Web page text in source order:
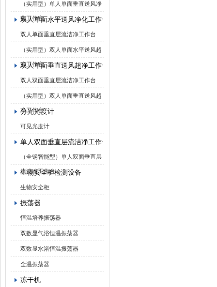
（实用型）单人单面垂直送风净
化工作台
双人单面水平送风净化工作台
双人单面垂直层流洁净工作台
（实用型）双人单面水平送风超
净工作台
双人单面垂直送风超净工作台
双人双面垂直层流洁净工作台
（实用型）双人单面垂直送风超
净工作台
分光光度计
可见光度计
单人双面垂直层流洁净工作台
（全钢智能型）单人双面垂直层
流洁净工作台
生物安全柜检测设备
生物安全柜
振荡器
恒温培养振荡器
双数显气浴恒温振荡器
双数显水浴恒温振荡器
全温振荡器
冻干机